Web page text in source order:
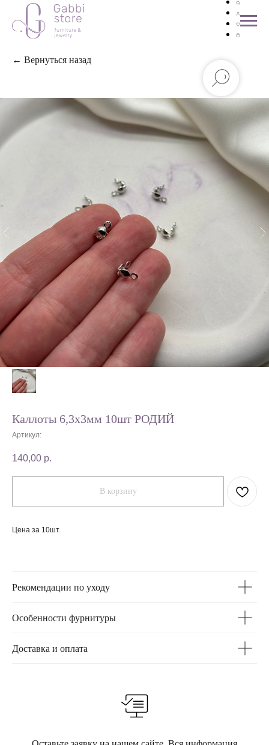
← Вернуться назад
Каллоты 6,3х3мм 10шт РОДИЙ
Артикул:
140,00 р.
В корзину
Цена за 10шт.
Рекомендации по уходу
Особенности фурнитуры
Доставка и оплата